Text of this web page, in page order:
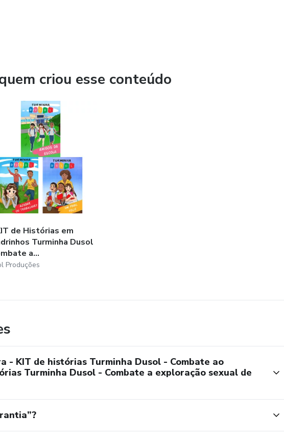
criou esse conteúdo
de Histórias em
Turminha Dusol
a...
Produções
- KIT de histórias Turminha Dusol - Combate ao
Turminha Dusol - Combate a exploração sexual de